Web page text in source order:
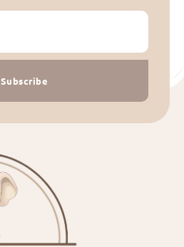
Subscribe